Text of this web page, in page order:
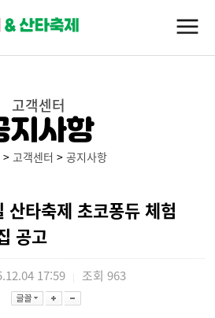
고객센터
지사항
>고객센터 >공지사항
타축제 초코퐁듀 체험
공고
17:59 조회 963